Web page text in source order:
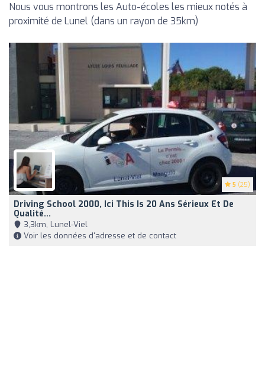
Nous vous montrons les Auto-écoles les mieux notés à
proximité de Lunel (dans un rayon de 35km)
5 (25)
Driving School 2000, Ici This Is 20 Ans Sérieux Et De
Qualité...
3,3km, Lunel-Viel
Voir les données d'adresse et de contact